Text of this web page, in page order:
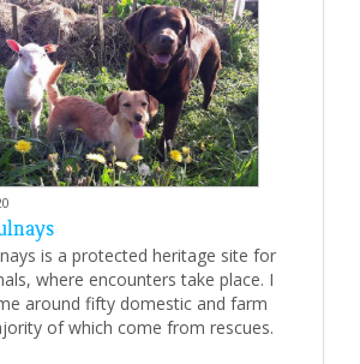
is a protected heritage site for
where encounters take place. I
around fifty domestic and farm
of which come from rescues.